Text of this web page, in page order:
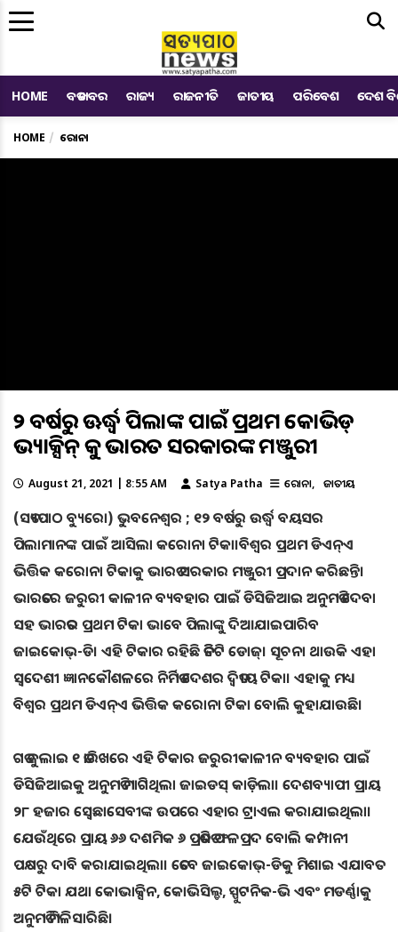
HOME ବଡ ଖବର ରାଜ୍ୟ ରାଜନୀତି ଜାତୀୟ ପରିବେଶ ଦେଶ
HOME କରୋନା
୧୨ ବର୍ଷରୁ ଊର୍ଦ୍ଧ୍ବ ପିଲାଙ୍କ ପାଇଁ ପ୍ରଥମ କୋଭିଡ୍
ଭ୍ୟାକ୍ସିନ୍ କୁ ଭାରତ ସରକାରଙ୍କ ମଞ୍ଜୁରୀ
August 21, 2021 | 8:55 AM Satya Patha କରୋନା ଜାତୀୟ
(ସତ୍ୟପାଠ ବ୍ୟୁରୋ) ଭୁବନେଶ୍ବର ; ୧୨ ବର୍ଷରୁ ଉର୍ଦ୍ଧ୍ୱ ବୟସର
ପିଲାମାନଙ୍କ ପାଇଁ ଆସିଲା କରୋନା ଟିକା।ବିଶ୍ୱର ପ୍ରଥମ ଡିଏନ୍ଏ
ଭିତ୍ତିକ କରୋନା ଟିକାକୁ ଭାରତ ସରକାର ମଞ୍ଜୁରୀ ପ୍ରଦାନ କରିଛନ୍ତି।
ଭାରତରେ ଜରୁରୀ କାଳୀନ ବ୍ୟବହାର ପାଇଁ ଡିସିଜିଆଇ ଅନୁମତି ଦେବା
ସହ ଭାରତର ପ୍ରଥମ ଟିକା ଭାବେ ପିଲାଙ୍କୁ ଦିଆଯାଇପାରିବ
ଜାଇକୋଭ୍-ଡି। ଏହି ଟିକାର ରହିଛି ତିନିଟି ଡୋଜ୍। ସୂଚନା ଥାଉକି ଏହା
ସ୍ୱଦେଶୀ ଜ୍ଞାନକୌଶଳରେ ନିର୍ମିତ ଦେଶର ଦ୍ୱିତୀୟ ଟିକା। ଏହାକୁ ମଧ୍ୟ
ବିଶ୍ୱର ପ୍ରଥମ ଡିଏନ୍ଏ ଭିତ୍ତିକ କରୋନା ଟିକା ବୋଲି କୁହାଯାଉଛି।
ଗତ ଜୁଲାଇ ୧ ତାରିଖରେ ଏହି ଟିକାର ଜରୁରୀକାଳୀନ ବ୍ୟବହାର ପାଇଁ
ଡିସିଜିଆଇକୁ ଅନୁମତି ମାଗିଥିଲା ଜାଇଡସ୍ କାଡ଼ିଲା। ଦେଶବ୍ୟାପୀ ପ୍ରାୟ
୨୮ ହଜାର ସ୍ୱେଛାସେବୀଙ୍କ ଉପରେ ଏହାର ଟ୍ରାଏଲ କରାଯାଇଥିଲା।
ଯେଉଁଥିରେ ପ୍ରାୟ ୬୬ ଦଶମିକ ୬ ପ୍ରତିଶତ ଫଳପ୍ରଦ ବୋଲି କମ୍ପାନୀ
ପକ୍ଷରୁ ଦାବି କରାଯାଇଥିଲା। ତେବେ ଜାଇକୋଭ୍-ଡିକୁ ମିଶାଇ ଏଯାବତ
୫ଟି ଟିକା ଯଥା କୋଭାକ୍ସିନ, କୋଭିସିଲ୍ଡ, ସ୍ପୁଟନିକ-ଭି ଏବଂ ମଡର୍ଣ୍ଣାକୁ
ଅନୁମତି ମିଳିସାରିଛି।